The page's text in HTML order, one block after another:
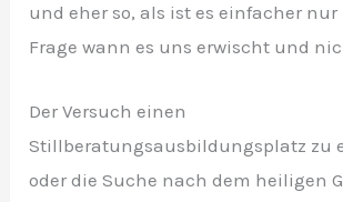
und eher so, als ist es einfacher
Frage wann es uns erwischt und
Der Versuch einen
Stillberatungsausbildungsplatz zu
oder die Suche nach dem heiligen